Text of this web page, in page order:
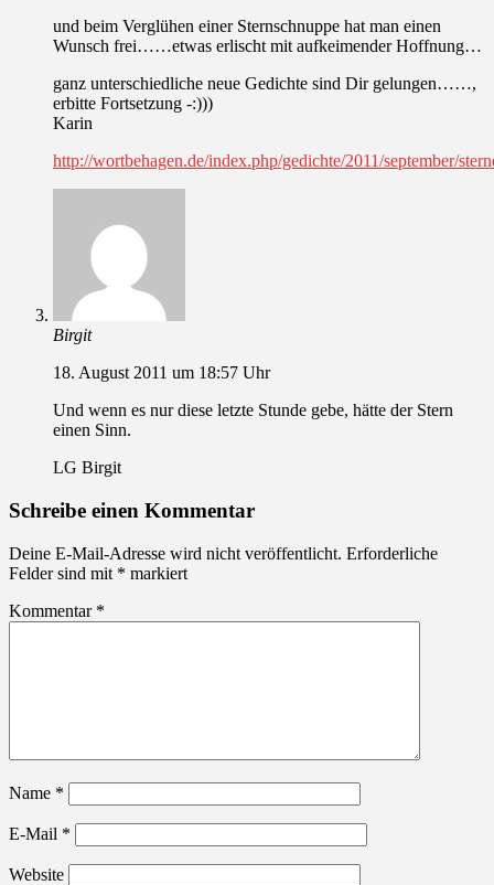
und beim Verglühen einer Sternschnuppe hat man einen
Wunsch frei……etwas erlischt mit aufkeimender Hoffnung…
ganz unterschiedliche neue Gedichte sind Dir gelungen……,
erbitte Fortsetzung -:)))
Karin
http://wortbehagen.de/index.php/gedichte/2011/september/
Birgit
18. August 2011 um 18:57 Uhr
Und wenn es nur diese letzte Stunde gebe, hätte der Stern
einen Sinn.
LG Birgit
Schreibe einen Kommentar
Deine E-Mail-Adresse wird nicht veröffentlicht. Erforderliche
Felder sind mit * markiert
Kommentar *
Name *
E-Mail *
Website